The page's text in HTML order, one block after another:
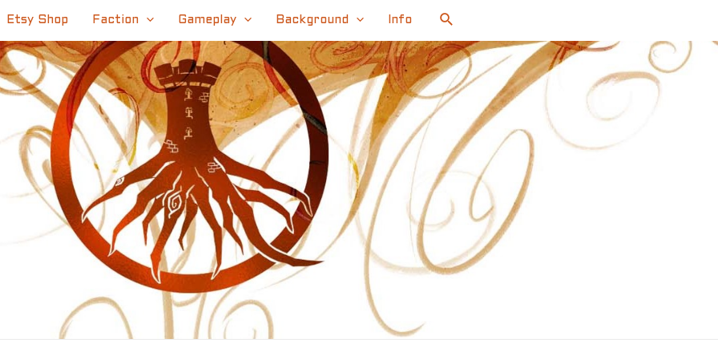
Etsy Shop Faction Gameplay Background Info Search